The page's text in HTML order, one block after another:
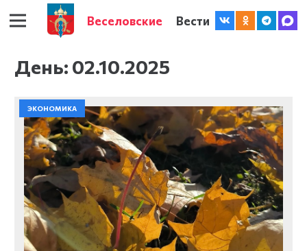
Веселовские Вести
День: 02.10.2025
ЭКОНОМИКА